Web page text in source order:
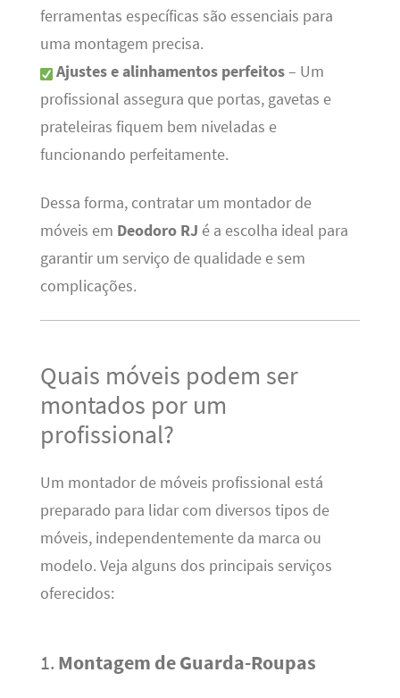
ferramentas específicas são essenciais para
uma montagem precisa.
Ajustes e alinhamentos perfeitos– Um
profissional assegura que portas, gavetas e
prateleiras fiquem bem niveladas e
funcionando perfeitamente.
Dessa forma, contratar um montador de
móveis em Deodoro RJ é a escolha ideal para
garantir um serviço de qualidade e sem
complicações.
Quais móveis podem ser
montados por um
profissional?
Um montador de móveis profissional está
preparado para lidar com diversos tipos de
móveis, independentemente da marca ou
modelo. Veja alguns dos principais serviços
oferecidos:
1. Montagem de Guarda-Roupas